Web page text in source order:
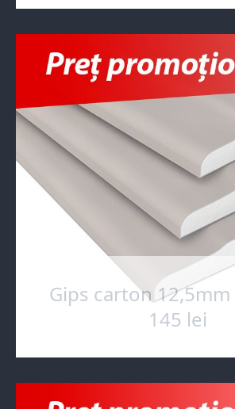
Gips carton
145 lei